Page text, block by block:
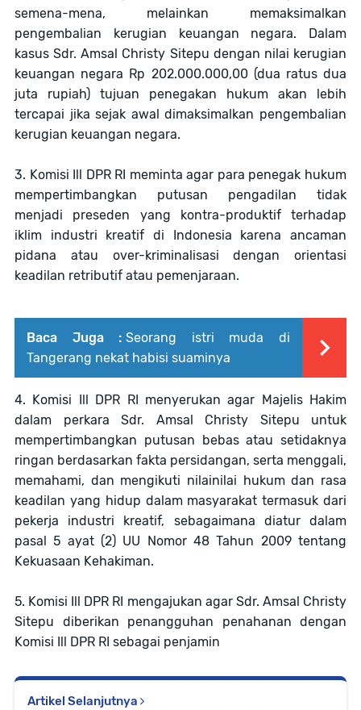
semena-mena, melainkan memaksimalkan
pengembalian kerugian keuangan negara. Dalam
kasus Sdr. Amsal Christy Sitepu dengan nilai kerugian
keuangan negara Rp 202.000.000,00 (dua ratus dua
juta rupiah) tujuan penegakan hukum akan lebih
tercapai jika sejak awal dimaksimalkan pengembalian
kerugian keuangan negara.
3. Komisi Ill DPR RI meminta agar para penegak hukum
mempertimbangkan putusan pengadilan tidak
menjadi preseden yang kontra-produktif terhadap
iklim industri kreatif di Indonesia karena ancaman
pidana atau over-kriminalisasi dengan orientasi
keadilan retributif atau pemenjaraan.
Baca Juga : Seorang istri muda di
Tangerang nekat habisi suaminya
4. Komisi Ill DPR RI menyerukan agar Majelis Hakim
dalam perkara Sdr. Amsal Christy Sitepu untuk
mempertimbangkan putusan bebas atau setidaknya
ringan berdasarkan fakta persidangan, serta menggali,
memahami, dan mengikuti nilainilai hukum dan rasa
keadilan yang hidup dalam masyarakat termasuk dari
pekerja industri kreatif, sebagaimana diatur dalam
pasal 5 ayat (2) UU Nomor 48 Tahun 2009 tentang
Kekuasaan Kehakiman.
5. Komisi Ill DPR RI mengajukan agar Sdr. Amsal Christy
Sitepu diberikan penangguhan penahanan dengan
Komisi Ill DPR RI sebagai penjamin
Artikel Selanjutnya